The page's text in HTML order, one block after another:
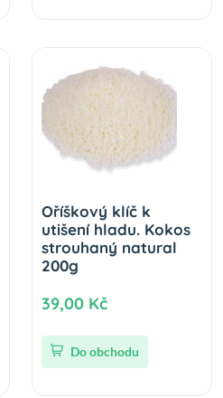
Oříškový klíč k
utišení hladu. Kokos
strouhaný natural
200g
39,00 Kč
Do obchodu